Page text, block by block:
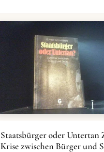
Staatsbürger oder Untertan
Krise zwischen Bürger und